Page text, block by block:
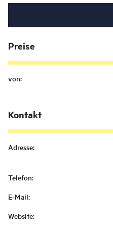
Preise
von:
Kontakt
Adresse:
Telefon:
E-Mail:
Website: